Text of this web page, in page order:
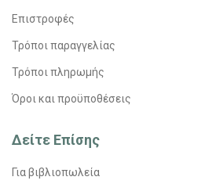
Επιστροφές
Τρόποι παραγγελίας
Τρόποι πληρωμής
Όροι και προϋποθέσεις
Δείτε Επίσης
Για βιβλιοπωλεία